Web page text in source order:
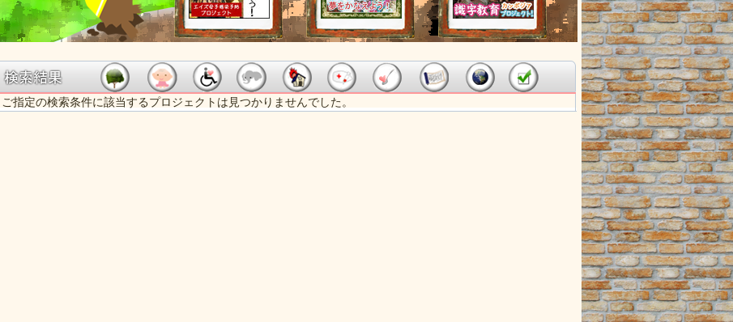
ご指定の検索条件に該当するプロジェクトは見つかりませんでした。